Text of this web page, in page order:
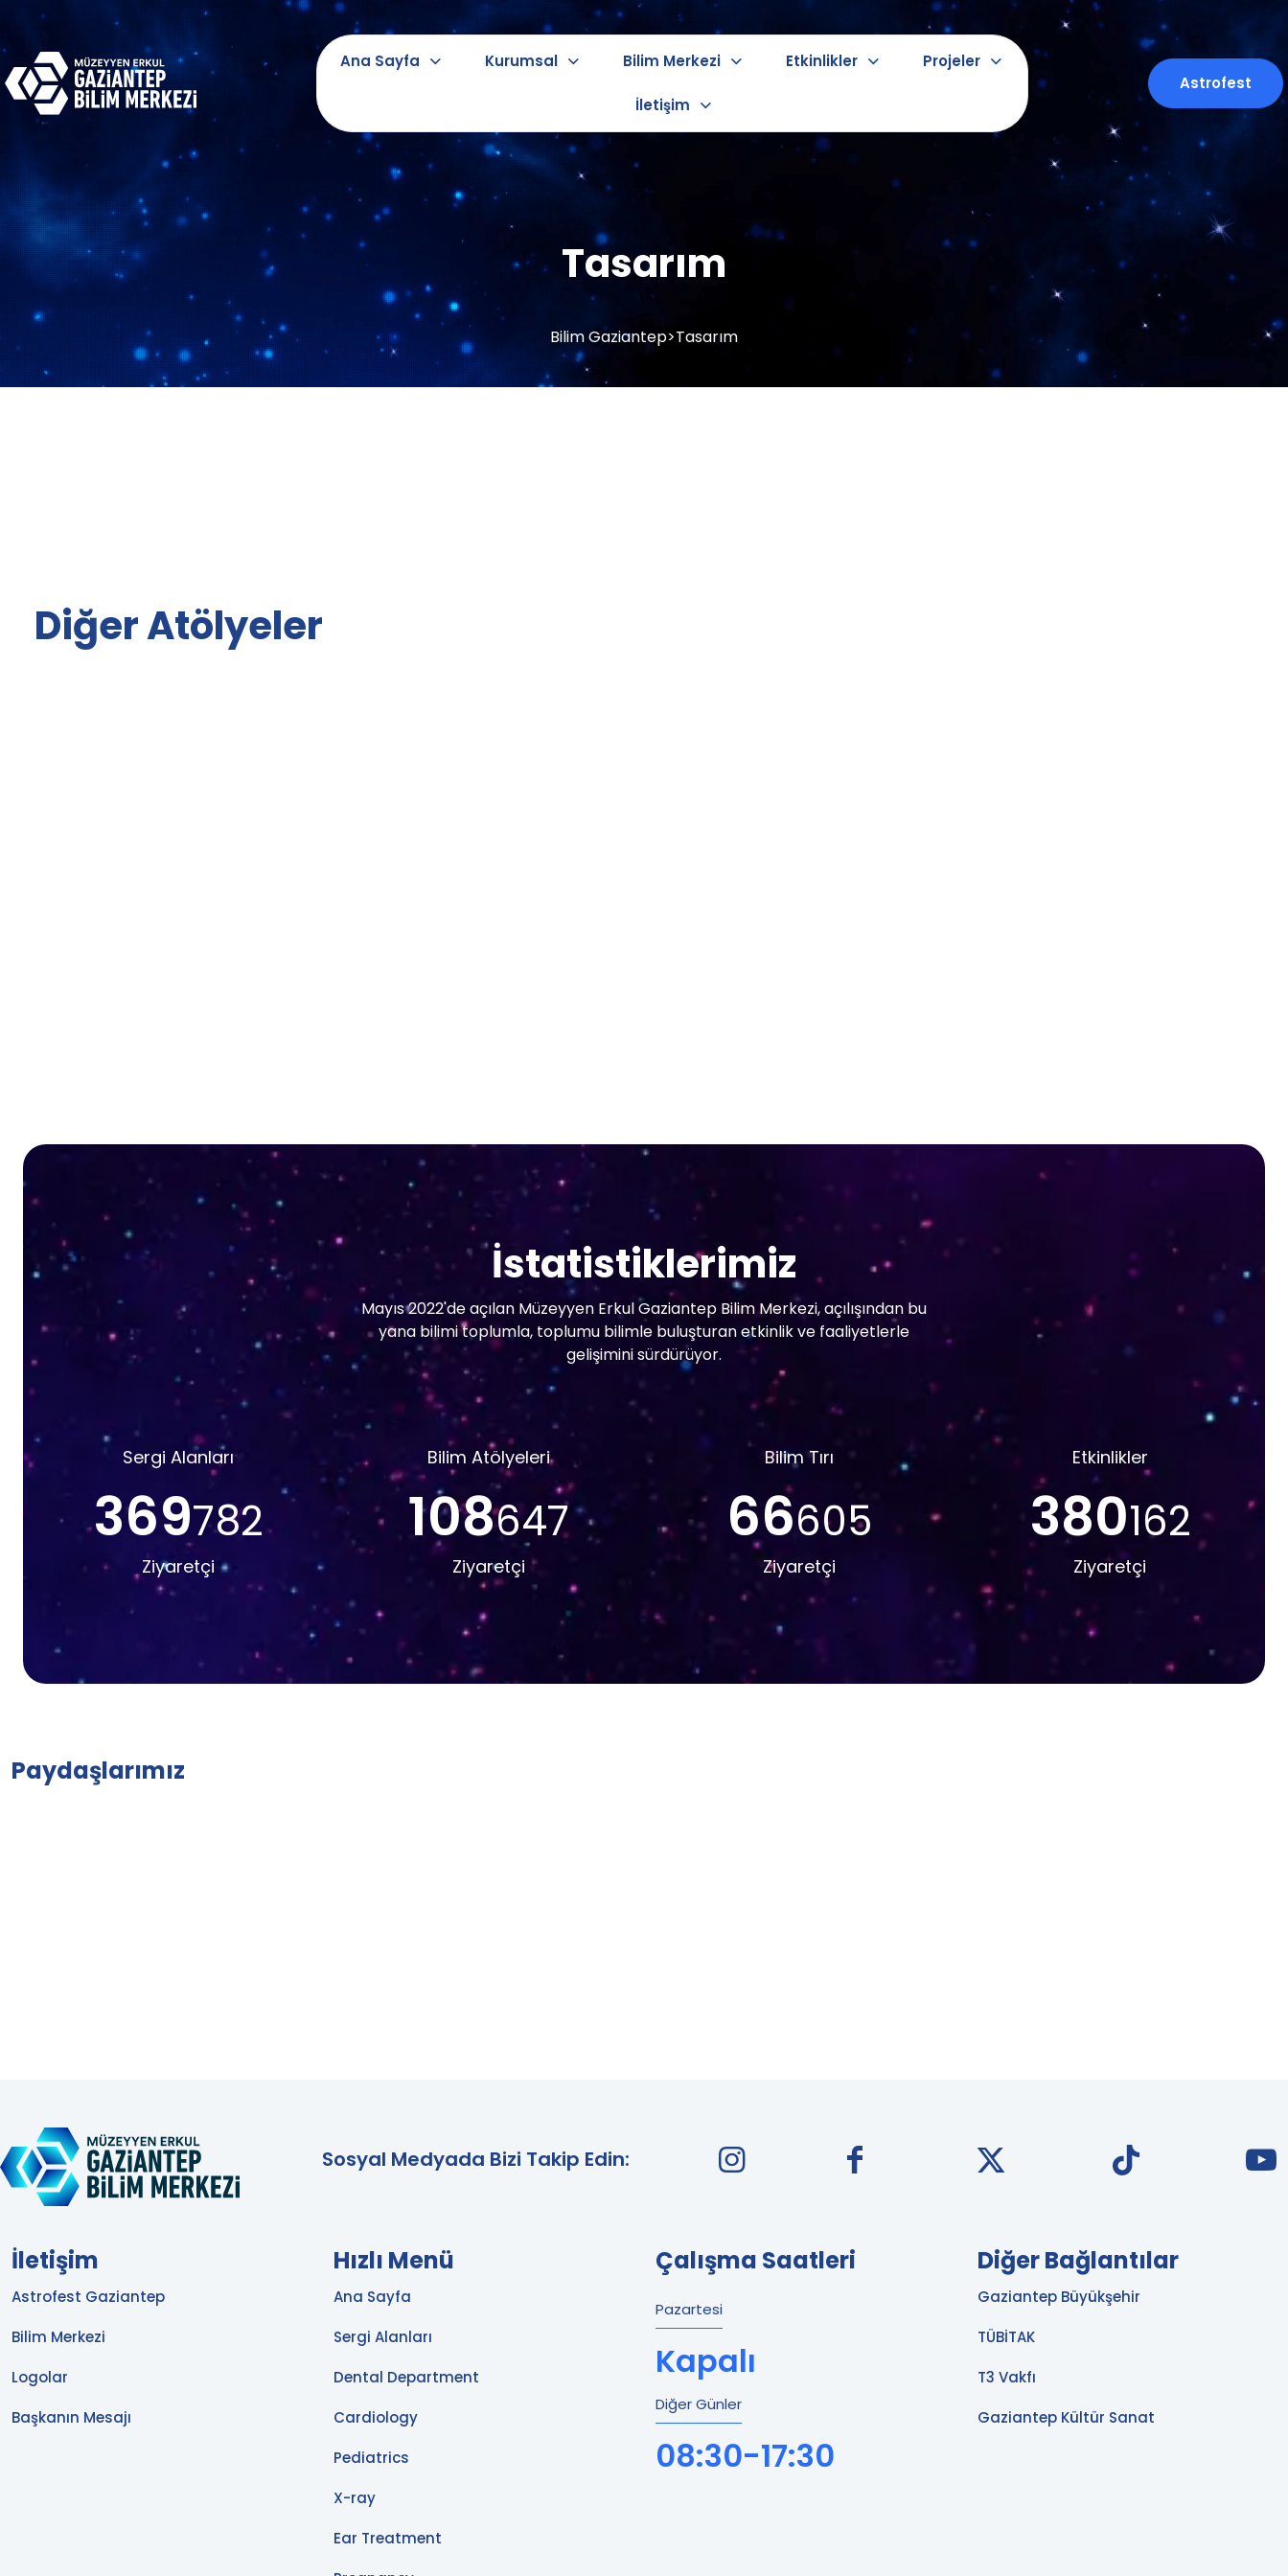
Ana Sayfa Kurumsal Bilim Merkezi Etkinlikler Projeler
İletişim
Astrofest
Tasarım
Bilim Gaziantep>Tasarım
Diğer Atölyeler
İstatistiklerimiz
Mayıs 2022'de açılan Müzeyyen Erkul Gaziantep Bilim Merkezi, açılışından bu
yana bilimi toplumla, toplumu bilimle buluşturan etkinlik ve faaliyetlerle
gelişimini sürdürüyor.
Sergi Alanları
369782
Ziyaretçi
Bilim Atölyeleri
108647
Ziyaretçi
Bilim Tırı
66605
Ziyaretçi
Etkinlikler
380162
Ziyaretçi
Paydaşlarımız
Sosyal Medyada Bizi Takip Edin:
İletişim
Astrofest Gaziantep
Bilim Merkezi
Logolar
Başkanın Mesajı
Hızlı Menü
Ana Sayfa
Sergi Alanları
Dental Department
Cardiology
Pediatrics
X-ray
Ear Treatment
Çalışma Saatleri
Pazartesi
Kapalı
Diğer Günler
08:30-17:30
Diğer Bağlantılar
Gaziantep Büyükşehir
TÜBİTAK
T3 Vakfı
Gaziantep Kültür Sanat